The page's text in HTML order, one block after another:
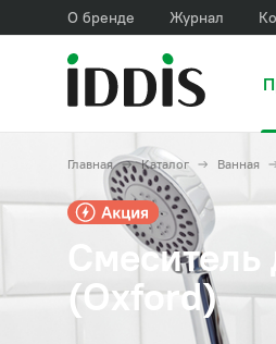
О бренде Журнал
Главная Каталог Ванная
(Oxford)